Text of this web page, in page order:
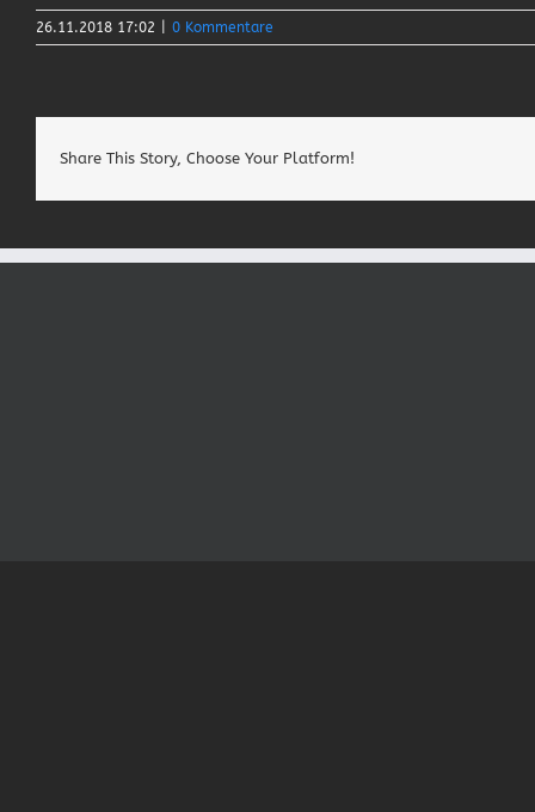
26.11.2018 17:02 0 Kommentare
Share This Story, Choose Your Platform!